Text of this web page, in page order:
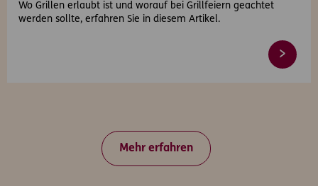
Wo Grillen erlaubt ist und worauf bei Grillfeiern geachtet
werden sollte, erfahren Sie in diesem Artikel.
Mehr erfahren